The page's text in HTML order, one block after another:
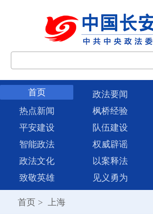
首页 政法要闻
热点新闻
枫桥经验
平安建设
队伍建设
智能政法
权威辟谣
政法文化
以案释法
致敬英雄
见义勇为
首页 > 上海